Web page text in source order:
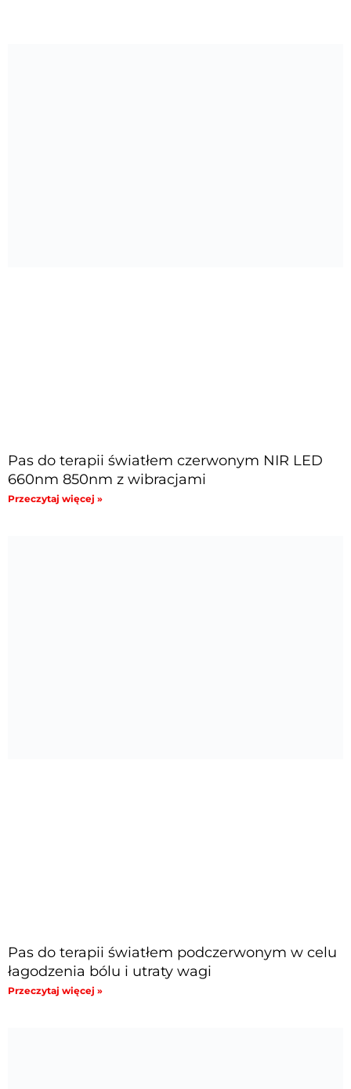
Pas do terapii światłem czerwonym NIR LED
660nm 850nm z wibracjami
Przeczytaj więcej »
Pas do terapii światłem podczerwonym w celu
łagodzenia bólu i utraty wagi
Przeczytaj więcej »